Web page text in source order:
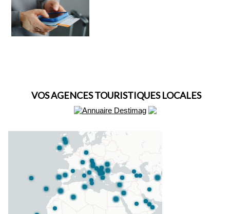
VOS AGENCES TOURISTIQUES LOCALES